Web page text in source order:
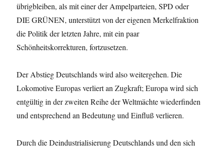
übrigbleiben, als mit einer der Ampelparteien, SPD oder
DIE GRÜNEN, unterstützt von der eigenen Merkelfraktion
die Politik der letzten Jahre, mit ein paar
Schönheitskorrekturen, fortzusetzen.
Der Abstieg Deutschlands wird also weitergehen. Die
Lokomotive Europas verliert an Zugkraft; Europa wird sich
entgültig in der zweiten Reihe der Weltmächte wiederfinden
und entsprechend an Bedeutung und Einfluß verlieren.
Durch die Deindustrialisierung Deutschlands und den sich